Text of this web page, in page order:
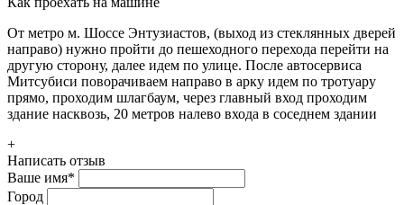
От метро м. Шоссе Энтузиастов, (выход из стеклянных дверей
направо) нужно пройти до пешеходного перехода перейти на
другую сторону, далее идем по улице. После автосервиса
Митсубиси поворачиваем направо в арку идем по тротуару
прямо, проходим шлагбаум, через главный вход проходим
здание насквозь, 20 метров налево входа в соседнем здании
+
Написать отзыв
Ваше имя*
Город